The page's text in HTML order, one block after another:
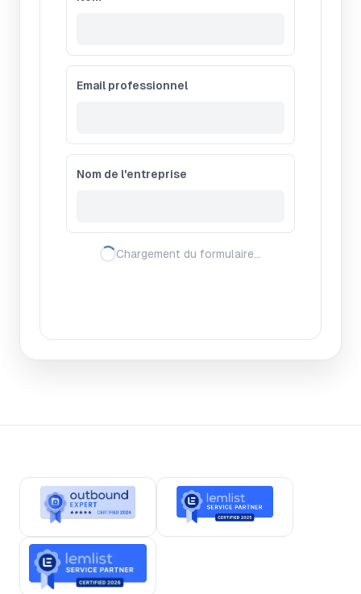
Email professionnel
Nom de l'entreprise
Chargement du formulaire…